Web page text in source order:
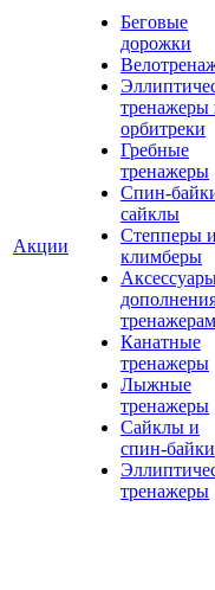
Акции
Беговые
дорожки
тренажеры
орбитреки
Гребные
тренажеры
Спин-
сайклы
Степперы и
климберы
тренажерам
Канатные
тренажеры
Лыжные
тренажеры
Сайклы и
спин-байки
тренажеры